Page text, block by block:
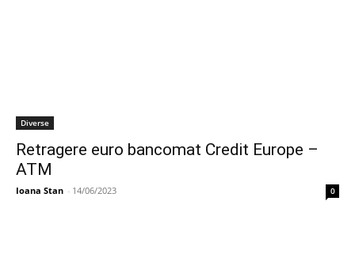
Diverse
Retragere euro bancomat Credit Europe –
ATM
Ioana Stan - 14/06/2023 0